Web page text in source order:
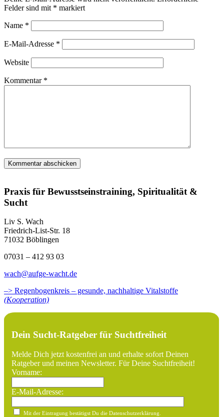
Felder sind mit * markiert
Name *
E-Mail-Adresse *
Website
Kommentar *
Praxis für Bewusstseinstraining, Spiritualität &
Sucht
Liv S. Wach
Friedrich-List-Str. 18
71032 Böblingen
07031 – 412 93 03
wach@aufge-wacht.de
–> Regenbogenkreis – gesunde, nachhaltige Vitalstoffe
(Kooperation)
Dein Sucht-Ratgeber für Suchtfreiheit
Melde Dich jetzt kostenfrei an und erhalte sofort Deinen
Ratgeber und meinen Newsletter. Für Deine Suchtfreiheit!
Vorname:
E-Mail-Adresse:
Mit der Eintragung bestätigst Du die Datenschutzerklärung.